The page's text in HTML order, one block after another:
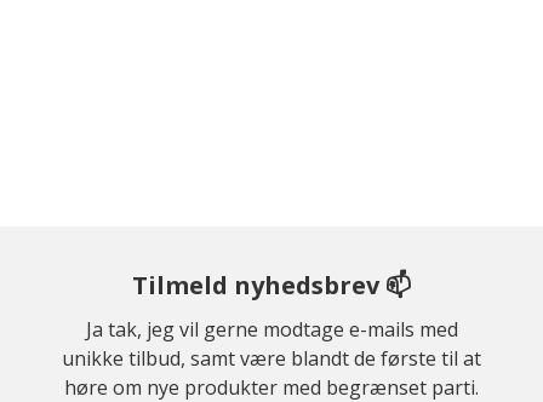
Tilmeld nyhedsbrev 📫
Ja tak, jeg vil gerne modtage e-mails med
unikke tilbud, samt være blandt de første til at
høre om nye produkter med begrænset parti.